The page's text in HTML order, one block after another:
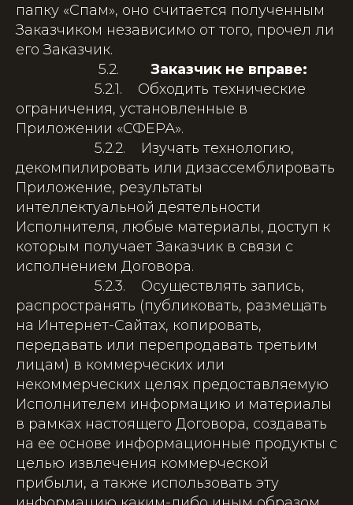
папку «Спам», оно считается полученным
Заказчиком независимо от того, прочел ли
его Заказчик.
5.2. Заказчик не вправе:
5.2.1. Обходить технические
ограничения, установленные в
Приложении «СФЕРА».
5.2.2. Изучать технологию,
декомпилировать или дизассемблировать
Приложение, результаты
интеллектуальной деятельности
Исполнителя, любые материалы, доступ к
которым получает Заказчик в связи с
исполнением Договора.
5.2.3. Осуществлять запись,
распространять (публиковать, размещать
на Интернет-Сайтах, копировать,
передавать или перепродавать третьим
лицам) в коммерческих или
некоммерческих целях предоставляемую
Исполнителем информацию и материалы
в рамках настоящего Договора, создавать
на ее основе информационные продукты с
целью извлечения коммерческой
прибыли, а также использовать эту